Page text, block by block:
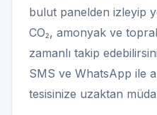
bulut panelden izleyip
CO₂, amonyak ve
zamanlı takip
SMS ve WhatsApp ile
tesisinize uzaktan